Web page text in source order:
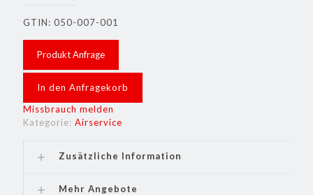
GTIN: 050-007-001
Produkt Anfrage
In den Anfragekorb
Missbrauch melden
Kategorie: Airservice
Zusätzliche Information
Mehr Angebote